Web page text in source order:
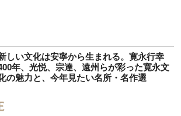
しい文化は安寧から生まれる。寛永行幸
年、光悦、宗達、遠州らが彩った寛永文
の魅力と、今年見たい名所・名作選